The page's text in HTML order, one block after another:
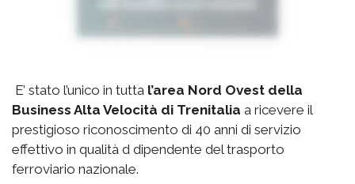
E’ stato l’unico in tutta l’area Nord Ovest della
Business Alta Velocità di Trenitalia a ricevere il
prestigioso riconoscimento di 40 anni di servizio
effettivo in qualità d dipendente del trasporto
ferroviario nazionale.